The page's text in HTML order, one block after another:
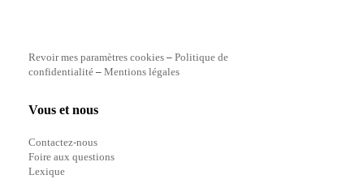
Revoir mes paramètres cookies– Politique de
confidentialité – Mentions légales
Vous et nous
Contactez-nous
Foire aux questions
Lexique